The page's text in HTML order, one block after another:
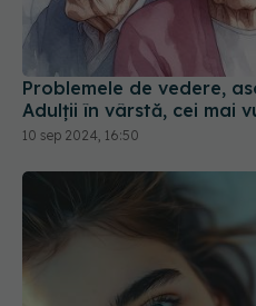
Problemele de vedere,
Adulții în vârstă, cei mai
10 sep 2024, 16:50